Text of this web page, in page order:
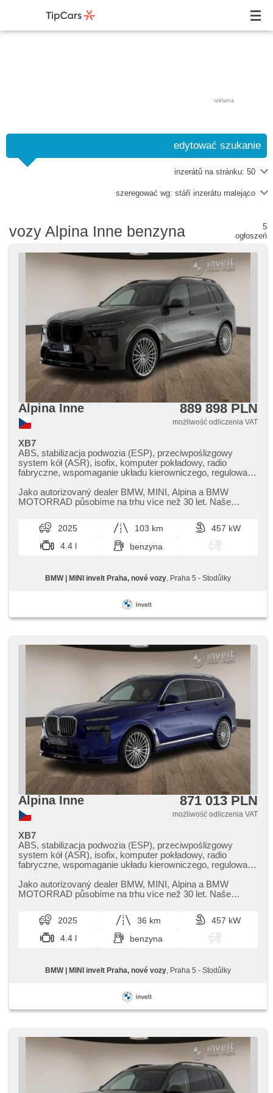
reklama
edytować szukanie
inzerátů na stránku: 50
szeregować wg: stáří inzerátu malejąco
vozy Alpina Inne benzyna
5
ogłoszeń
Alpina Inne 889 898 PLN
możliwość odliczenia VAT
XB7
ABS, stabilizacja podwozia (ESP), przeciwpoślizgowy
system kół (ASR), isofix, komputer pokładowy, radio
fabryczne, wspomaganie układu kierowniczego, regulowana
regulacja siedzeń, fotele regulowane, termometr
zewnętrzny, kierownica wielofunkcyjna, napęd 4x4
Jako autorizovaný dealer BMW,​ MINI,​ Alpina a BMW
MOTORRAD působíme na trhu více než 30 let. Naše
2025 103 km
457 kW
4.4 l
benzyna
BMW | MINI invelt Praha, nové vozy , Praha 5 - Stodůlky
Alpina Inne 871 013 PLN
możliwość odliczenia VAT
XB7
ABS, stabilizacja podwozia (ESP), przeciwpoślizgowy
system kół (ASR), isofix, komputer pokładowy, radio
fabryczne, wspomaganie układu kierowniczego, regulowana
regulacja siedzeń, fotele regulowane, termometr
zewnętrzny, kierownica wielofunkcyjna, napęd 4x4
Jako autorizovaný dealer BMW,​ MINI,​ Alpina a BMW
MOTORRAD působíme na trhu více než 30 let. Naše
2025 36 km
457 kW
4.4 l
benzyna
BMW | MINI invelt Praha, nové vozy , Praha 5 - Stodůlky